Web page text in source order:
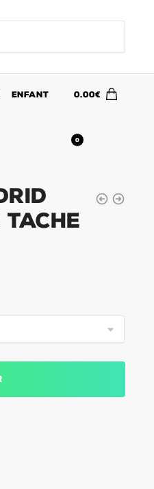
ENFANT 0.00€
0